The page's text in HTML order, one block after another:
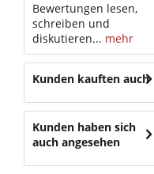
Bewertungen lesen,
schreiben und
diskutieren... mehr
Kunden kauften auch
Kunden haben sich
auch angesehen